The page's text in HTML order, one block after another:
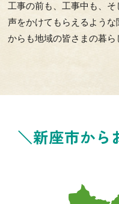
工事の前も、工事中も、
声をかけてもらえるよう
からも地域の皆さまの暮ら
＼新座市から